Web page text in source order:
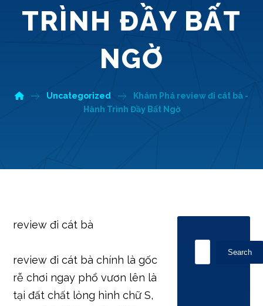
TRÌNH ĐẦY BẤT
NGỜ
Uncategorized
Khám Phá review đi cát bà -
Hành Trình Đầy Bất Ngờ
review đi cát bà
review đi cát bà chính là gốc
rễ chơi ngay phổ vươn lên là
tại đất chất lỏng hình chữ S,
Search